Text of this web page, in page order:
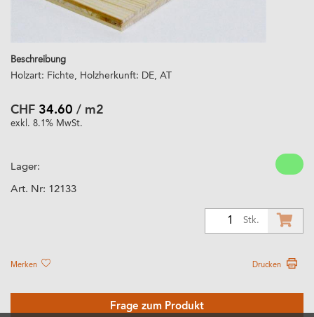
Beschreibung
Holzart: Fichte, Holzherkunft: DE, AT
CHF 34.60 / m2
exkl. 8.1% MwSt.
Lager:
Art. Nr: 12133
Stk.
Merken Drucken
Frage zum Produkt